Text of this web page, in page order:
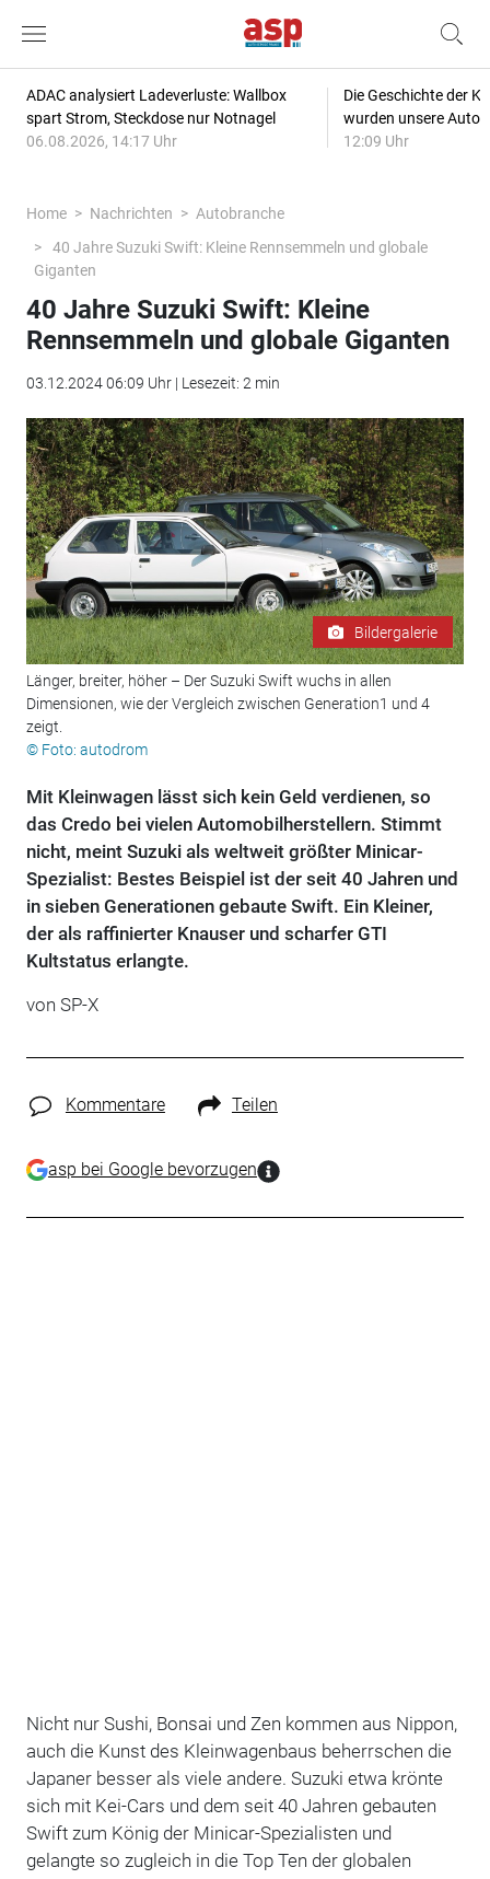
ADAC analysiert Ladeverluste: Wallbox
spart Strom, Steckdose nur Notnagel
06.08.2026, 14:17 Uhr
Die Geschichte der
wurden unsere
12:09 Uhr
Home Nachrichten
Autobranche
40 Jahre Suzuki Swift: Kleine Rennsemmeln und globale
Giganten
40 Jahre Suzuki Swift: Kleine
Rennsemmeln und globale Giganten
03.12.2024 06:09 Uhr | Lesezeit: 2 min
Bildergalerie
Länger, breiter, höher – Der Suzuki Swift wuchs in allen
Dimensionen, wie der Vergleich zwischen Generation1 und 4
zeigt.
© Foto: autodrom
Mit Kleinwagen lässt sich kein Geld verdienen, so
das Credo bei vielen Automobilherstellern. Stimmt
nicht, meint Suzuki als weltweit größter Minicar-
Spezialist: Bestes Beispiel ist der seit 40 Jahren und
in sieben Generationen gebaute Swift. Ein Kleiner,
der als raffinierter Knauser und scharfer GTI
Kultstatus erlangte.
von SP-X
Kommentare Teilen
asp bei Google bevorzugen
Nicht nur Sushi, Bonsai und Zen kommen aus Nippon,
auch die Kunst des Kleinwagenbaus beherrschen die
Japaner besser als viele andere. Suzuki etwa krönte
sich mit Kei-Cars und dem seit 40 Jahren gebauten
Swift zum König der Minicar-Spezialisten und
gelangte so zugleich in die Top Ten der globalen